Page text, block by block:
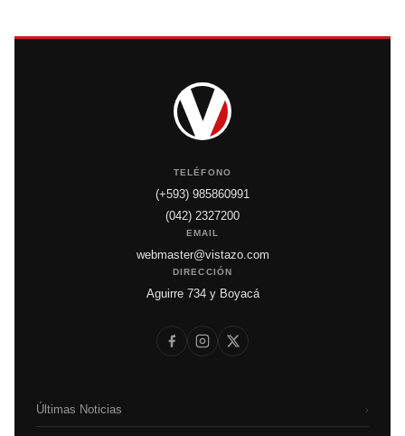
TELÉFONO
(+593) 985860991
(042) 2327200
EMAIL
webmaster@vistazo.com
DIRECCIÓN
Aguirre 734 y Boyacá
Últimas Noticias ›